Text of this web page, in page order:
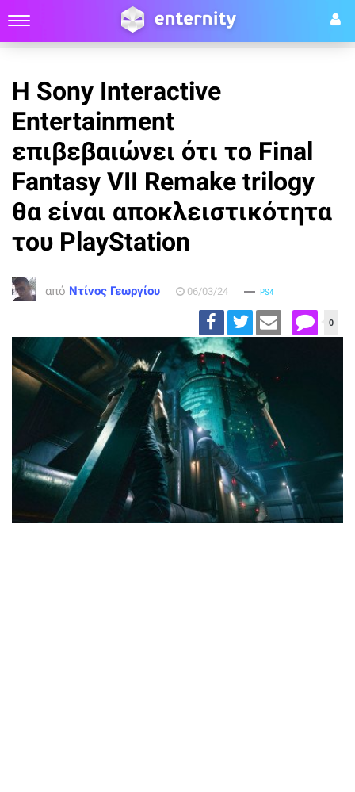
H Sony Interactive
Entertainment
επιβεβαιώνει ότι το Final
Fantasy VII Remake trilogy
θα είναι αποκλειστικότητα
του PlayStation
από Ντίνος Γεωργίου 06/03/24 PS4
0